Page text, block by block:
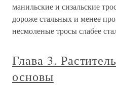
манильские и сизальские
дороже стальных и менее
несмоленые тросы слабее
Глава 3.
основы